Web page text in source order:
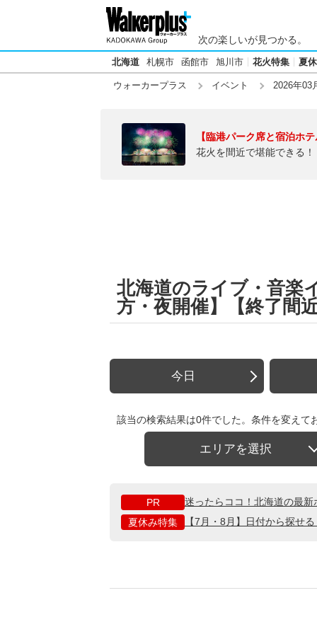
次の楽しいが見つかる。
北海道 札幌市 函館市 旭川市 花火特集 夏
ウォーカープラス イベント 2026年03
【臨港パーク席と宿泊ホ
花火を間近で堪能できる
北海道のライブ・音楽
方・夜開催】【終了間
今日
該当の検索結果は0件でした。条件を変えて
エリアを選択
PR
迷ったらココ！北海道の最
夏休み特集
【7月・8月】日付から探せ